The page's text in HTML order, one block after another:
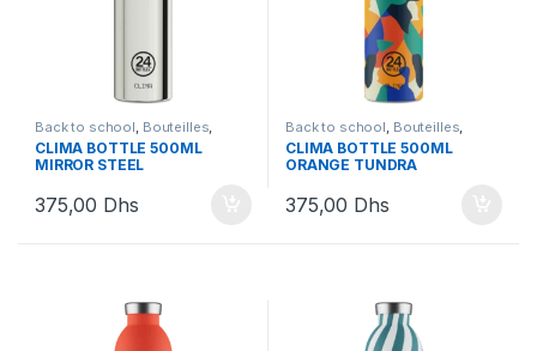
Back to school Bouteilles
Bouteilles et Lunchbox
CLIMA BOTTLE 500ML
MIRROR STEEL
375,00 Dhs
Back to school Bouteilles
Bouteilles et Lunchbox
CLIMA BOTTLE 500ML
ORANGE TUNDRA
375,00 Dhs